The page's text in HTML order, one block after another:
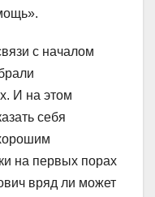
с началом
И на этом
себя
на первых порах
вряд ли может